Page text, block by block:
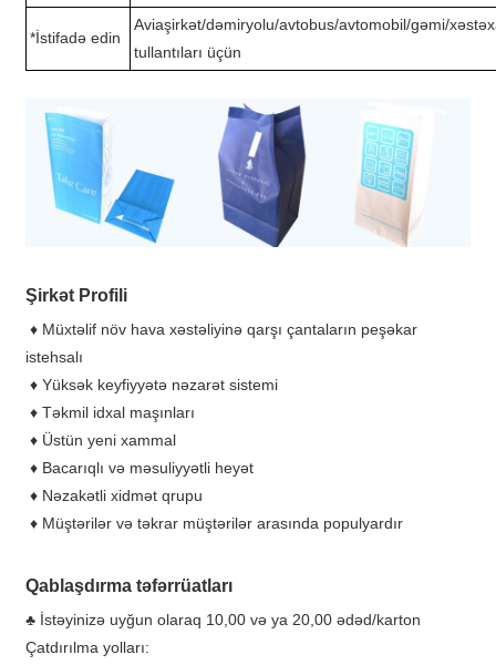
*İstifadə edin
Aviaşirkət/dəmiryolu/avtobus/avtomobil/gəmi/
tullantıları üçün
Şirkət Profili
♦ Müxtəlif növ hava xəstəliyinə qarşı çantaların peşəkar
istehsalı
♦ Yüksək keyfiyyətə nəzarət sistemi
♦ Təkmil idxal maşınları
♦ Üstün yeni xammal
♦ Bacarıqlı və məsuliyyətli heyət
♦ Nəzakətli xidmət qrupu
♦ Müştərilər və təkrar müştərilər arasında populyardır
Qablaşdırma təfərrüatları
♣ İstəyinizə uyğun olaraq 10,00 və ya 20,00 ədəd/karton
Çatdırılma yolları: